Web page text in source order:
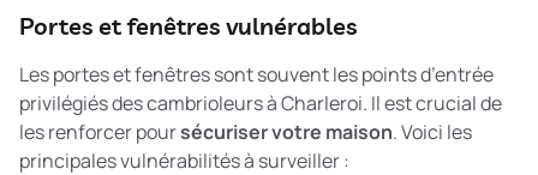
Portes et fenêtres vulnérables
Les portes et fenêtres sont souvent les points d’entrée
privilégiés des cambrioleurs à Charleroi. Il est crucial de
les renforcer poursécuriser votre maison. Voici les
principales vulnérabilités à surveiller :